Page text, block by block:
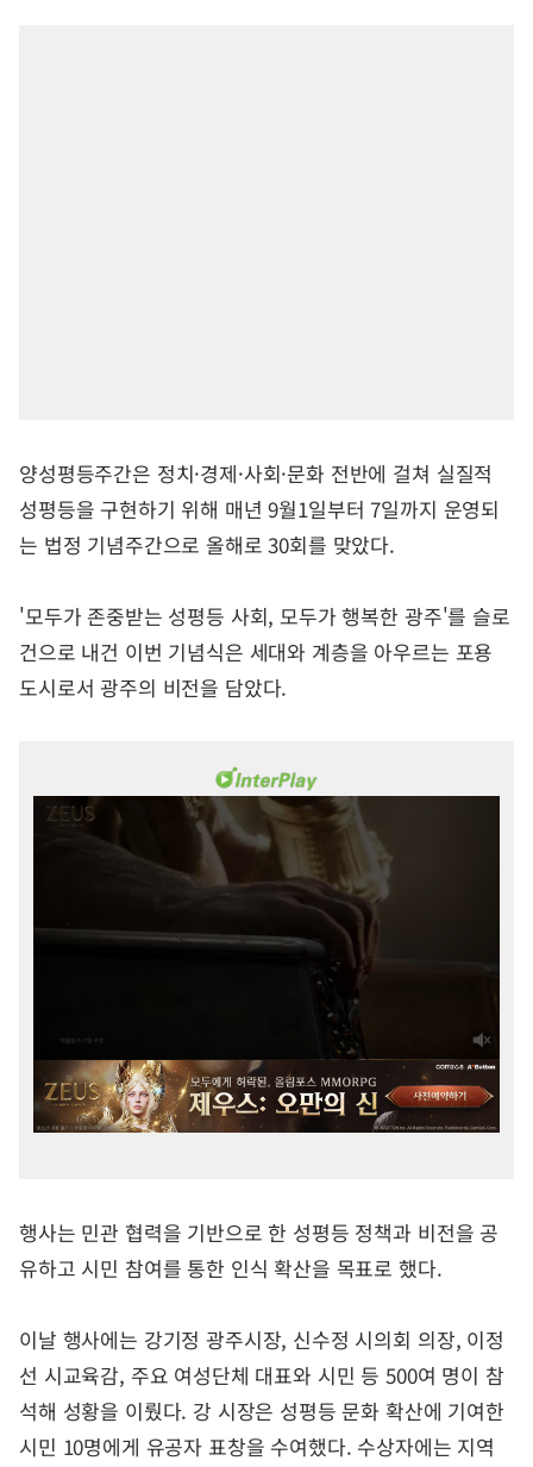
양성평등주간은 정치·경제·사회·문화 전반에 걸쳐 실질적
성평등을 구현하기 위해 매년 9월1일부터 7일까지 운영되
는 법정 기념주간으로 올해로 30회를 맞았다.
'모두가 존중받는 성평등 사회, 모두가 행복한 광주'를 슬로
건으로 내건 이번 기념식은 세대와 계층을 아우르는 포용
도시로서 광주의 비전을 담았다.
행사는 민관 협력을 기반으로 한 성평등 정책과 비전을 공
유하고 시민 참여를 통한 인식 확산을 목표로 했다.
이날 행사에는 강기정 광주시장, 신수정 시의회 의장, 이정
선 시교육감, 주요 여성단체 대표와 시민 등 500여 명이 참
석해 성황을 이뤘다. 강 시장은 성평등 문화 확산에 기여한
시민 10명에게 유공자 표창을 수여했다. 수상자에는 지역